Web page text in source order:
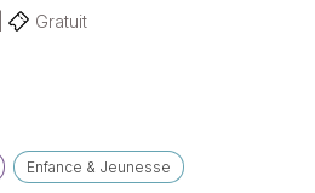
Gratuit
Enfance & Jeunesse